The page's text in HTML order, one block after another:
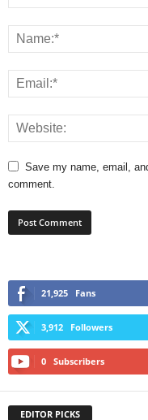
Save my name, email,
comment.
21,925 Fans
3,912 Followers
0 Subscribers
EDITOR PICKS